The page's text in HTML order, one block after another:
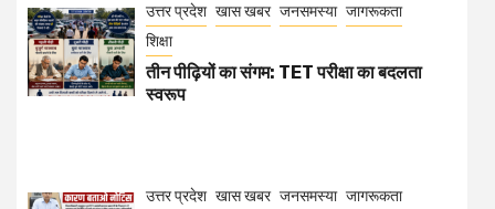
उत्तर प्रदेश खास खबर जनसमस्या जागरूकता
शिक्षा
तीन पीढ़ियों का संगम: TET परीक्षा का बदलता
स्वरूप
उत्तर प्रदेश खास खबर जनसमस्या जागरूकता